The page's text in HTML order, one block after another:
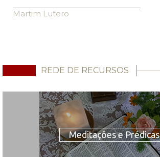
Martim Lutero
REDE DE RECURSOS
Meditações e Prédicas